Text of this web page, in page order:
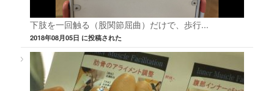
下肢を一回触る（股関節屈曲）だけで、歩行...
2018年08月05日 に投稿された